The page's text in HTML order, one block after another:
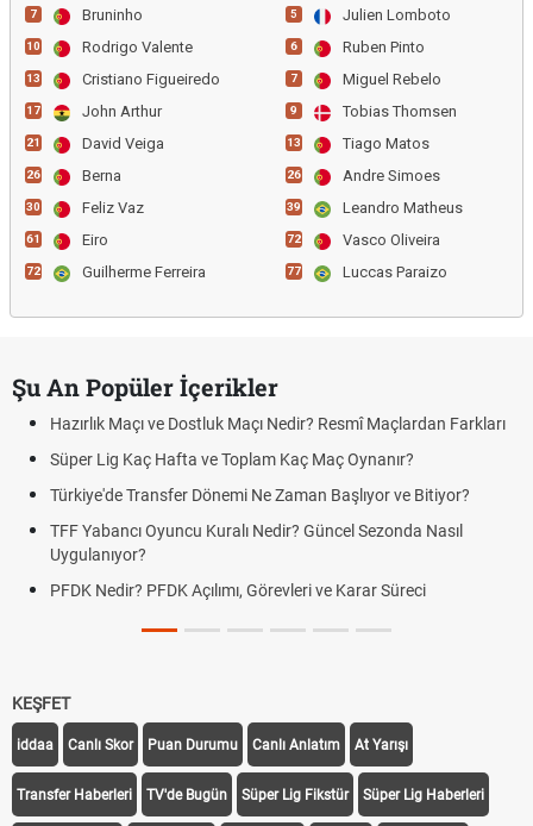
7 Bruninho
10 Rodrigo Valente
13 Cristiano Figueiredo
17 John Arthur
21 David Veiga
26 Berna
30 Feliz Vaz
61 Eiro
72 Guilherme Ferreira
5 Julien Lomboto
6 Ruben Pinto
7 Miguel Rebelo
9 Tobias Thomsen
13 Tiago Matos
26 Andre Simoes
39 Leandro Matheus
72 Vasco Oliveira
77 Luccas Paraizo
Şu An Popüler İçerikler
Hazırlık Maçı ve Dostluk Maçı Nedir? Resmî Maçlardan Farkları
Süper Lig Kaç Hafta ve Toplam Kaç Maç Oynanır?
Türkiye'de Transfer Dönemi Ne Zaman Başlıyor ve Bitiyor?
TFF Yabancı Oyuncu Kuralı Nedir? Güncel Sezonda Nasıl
Uygulanıyor?
PFDK Nedir? PFDK Açılımı, Görevleri ve Karar Süreci
KEŞFET
iddaa Canlı Skor Puan Durumu Canlı Anlatım At Yarışı
Transfer Haberleri TV'de Bugün Süper Lig Fikstür Süper Lig Haberleri